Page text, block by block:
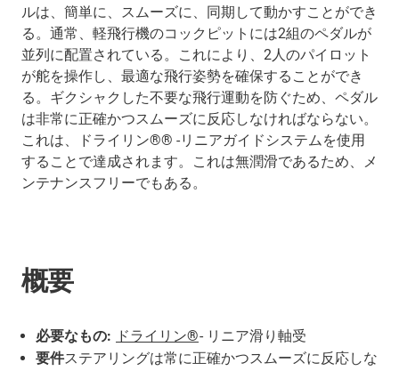
ルは、簡単に、スムーズに、同期して動かすことができ
る。通常、軽飛行機のコックピットには2組のペダルが
並列に配置されている。これにより、2人のパイロット
が舵を操作し、最適な飛行姿勢を確保することができ
る。ギクシャクした不要な飛行運動を防ぐため、ペダル
は非常に正確かつスムーズに反応しなければならない。
これは、ドライリン®® -リニアガイドシステムを使用
することで達成されます。これは無潤滑であるため、メ
ンテナンスフリーでもある。
概要
必要なもの: ドライリン®- リニア滑り軸受
要件ステアリングは常に正確かつスムーズに反応しな